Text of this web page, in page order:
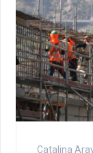
Catalina